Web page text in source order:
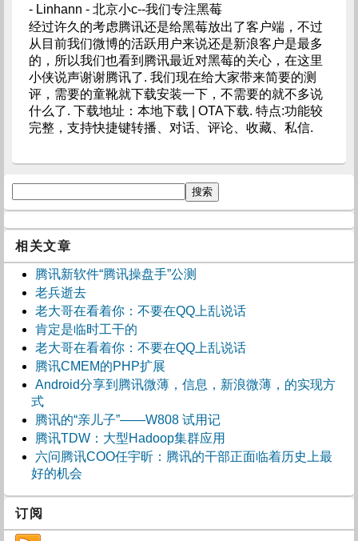
- Linhann - 北京小c--我们专注黑莓
经过许久的考虑腾讯还是给黑莓放出了客户端，不过
从目前我们微博的活跃用户来说还是新浪客户是最多
的，所以我们也看到腾讯最近对黑莓的关心，在这里
小侠说声谢谢腾讯了. 我们现在给大家带来简要的测
评，需要的童靴就下载安装一下，不需要的就不多说
什么了. 下载地址：本地下载 | OTA下载. 特点:功能较
完整，支持快捷键转播、对话、评论、收藏、私信.
相关文章
腾讯新软件“腾讯操盘手”公测
老兵逝去
老大哥在看着你：不要在QQ上乱说话
肯定是临时工干的
老大哥在看着你：不要在QQ上乱说话
腾讯CMEM的PHP扩展
Android分享到腾讯微薄，信息，新浪微薄，的实现方
式
腾讯的“亲儿子”——W808 试用记
腾讯TDW：大型Hadoop集群应用
六问腾讯COO任宇昕：腾讯的干部正面临着历史上最
好的机会
订阅